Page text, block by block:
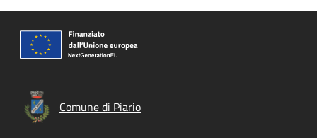
Comune di Piario